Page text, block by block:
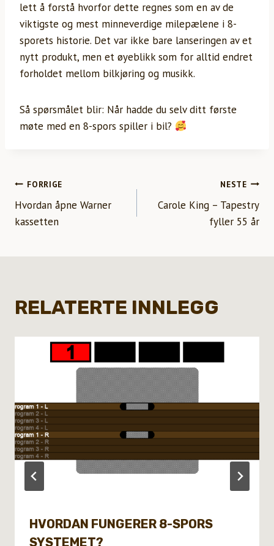
lett å forstå hvorfor dette regnes som en av de
viktigste og mest minneverdige milepælene i 8-
sporets historie. Det var ikke bare lanseringen av et
nytt produkt, men et øyeblikk som for alltid endret
forholdet mellom bilkjøring og musikk.
Så spørsmålet blir: Når hadde du selv ditt første
møte med en 8-spors spiller i bil?
INNLEGGSNAVIGASJON
FORRIGE
Hvordan åpne Warner
kassetten
NESTE
Carole King – Tapestry
fyller 55 år
RELATERTE INNLEGG
HVORDAN FUNGERER 8-SPORS
SYSTEMET?